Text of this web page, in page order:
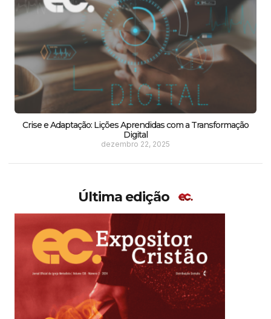
Crise e Adaptação: Lições Aprendidas com a Transformação
Digital
dezembro 22, 2025
Última edição